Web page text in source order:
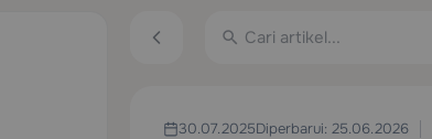
30.07.2025Diperbarui: 25.06.2026